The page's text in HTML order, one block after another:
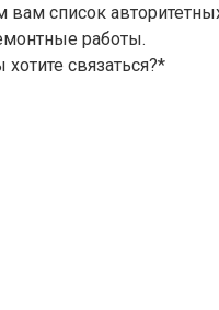
список
работы.
связаться?*